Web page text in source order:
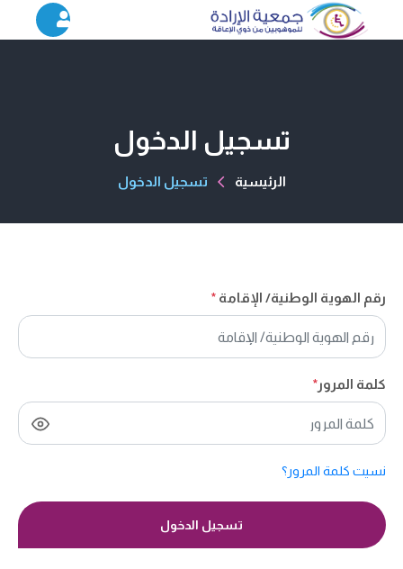
تسجيل الدخول
الرئيسية تسجيل الدخول
رقم الهوية الوطنية/ الإقامة*
كلمة المرور*
نسيت كلمة المرور؟
تسجيل الدخول